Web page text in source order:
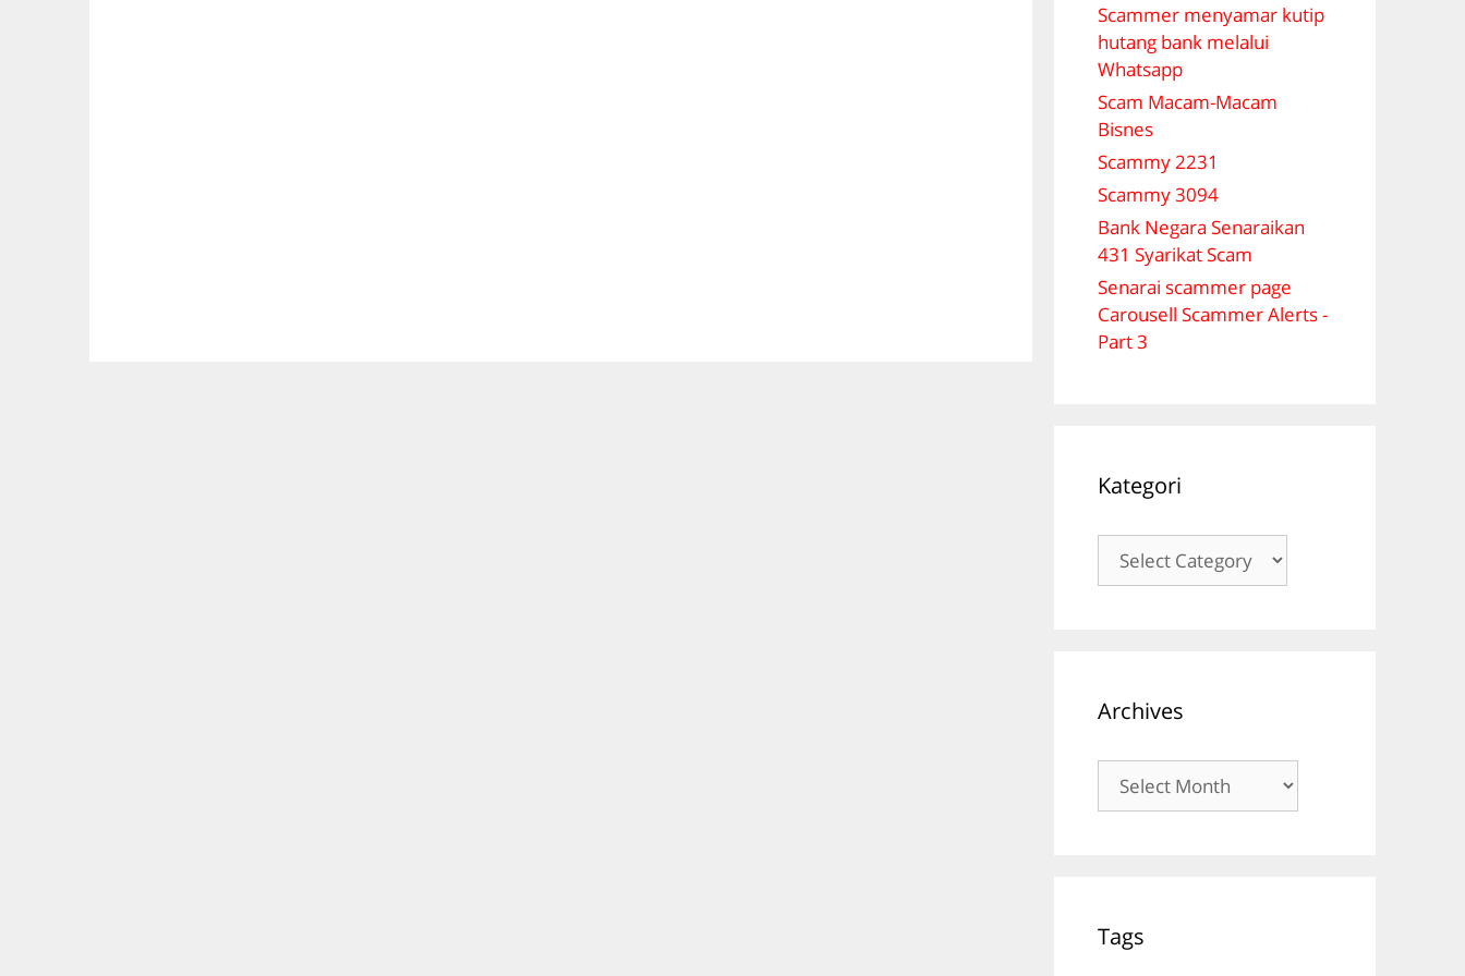
Scammer menyamar kutip
hutang bank melalui
Whatsapp
Scam Macam-Macam
Bisnes
Scammy 2231
Scammy 3094
Bank Negara Senaraikan
431 Syarikat Scam
Senarai scammer page
Carousell Scammer Alerts -
Part 3
Kategori
Kategori
Archives
Archives
Tags